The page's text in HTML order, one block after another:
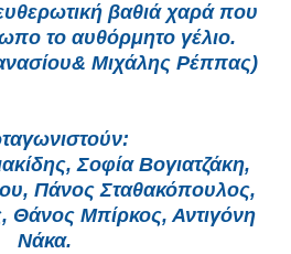
βαθιά χαρά που
το αυθόρμητο γέλιο.
Μιχάλης Ρέππας)
Σοφία Βογιατζάκη,
Πάνος Σταθακόπουλος,
Θάνος Μπίρκος, Αντιγόνη
Νάκα.